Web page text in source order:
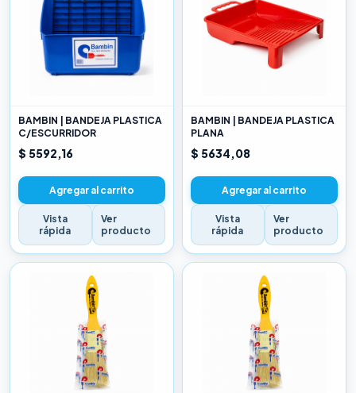
BAMBIN | BANDEJA PLASTICA
C/ESCURRIDOR
$ 5592,16
Agregar al carrito
Vista
rápida
Ver
producto
BAMBIN | BANDEJA PLASTICA
PLANA
$ 5634,08
Agregar al carrito
Vista
rápida
Ver
producto